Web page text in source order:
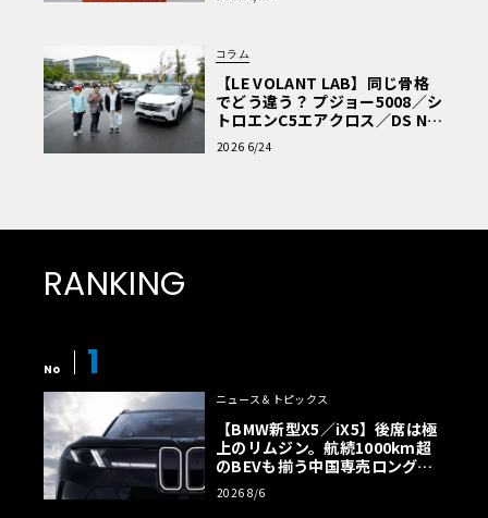
コラム
【LE VOLANT LAB】同じ骨格
でどう違う？ プジョー5008／シ
トロエンC5エアクロス／DS Nº4
読者一気乗りレポート
2026 6/24
RANKING
No 1
ニュース＆トピックス
【BMW新型X5／iX5】後席は極
上のリムジン。航続1000km超
のBEVも揃う中国専売ロング仕
様の全貌
2026 8/6